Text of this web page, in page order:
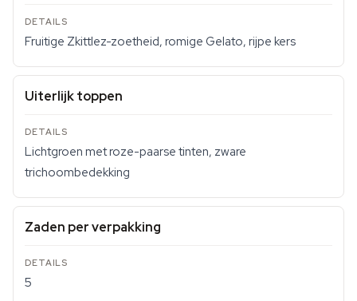
Fruitige Zkittlez-zoetheid, romige Gelato, rijpe kers
Uiterlijk toppen
Lichtgroen met roze-paarse tinten, zware
trichoombedekking
Zaden per verpakking
5